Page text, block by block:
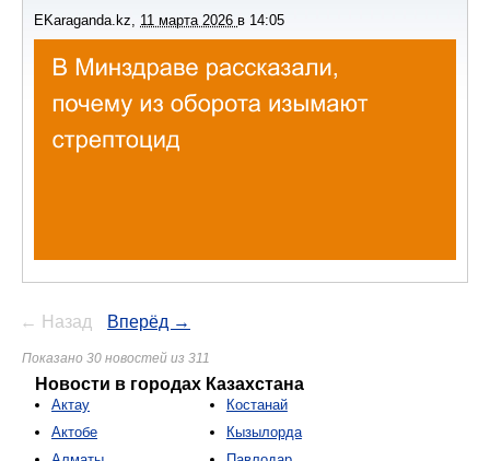
EKaraganda.kz, 11 марта 2026 в 14:05
← Назад Вперёд →
Показано 30 новостей из 311
Новости в городах Казахстана
Актау
Актобе
Костанай
Кызылорда